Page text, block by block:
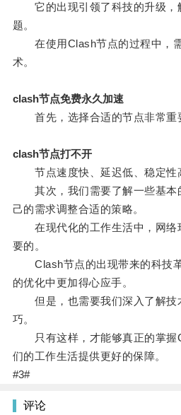
它的出现引领了科技的升级，
题。
在使用Clash节点的过程中，需
术。
clash节点免费永久加速
首先，选择合适的节点非常重
clash节点打不开
节点速度快、延迟低、稳定性
其次，我们需要了解一些基本
己的需求调整合适的策略。
在现代化的工作生活中，网络
要的。
Clash节点的出现带来的科技革
的优化中更加得心应手。
但是，也需要我们深入了解技
巧。
只有这样，才能够真正的掌握
们的工作生活提供更好的保障。
#3#
评论